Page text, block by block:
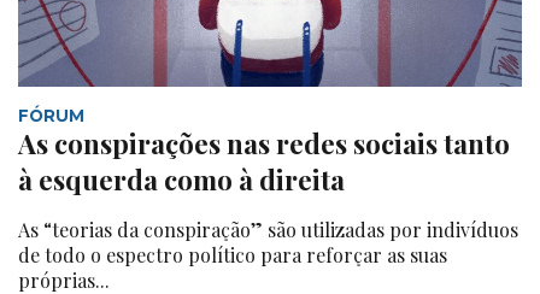
FÓRUM
As conspirações nas redes sociais tanto
à esquerda como à direita
As “teorias da conspiração” são utilizadas por indivíduos
de todo o espectro político para reforçar as suas
próprias...